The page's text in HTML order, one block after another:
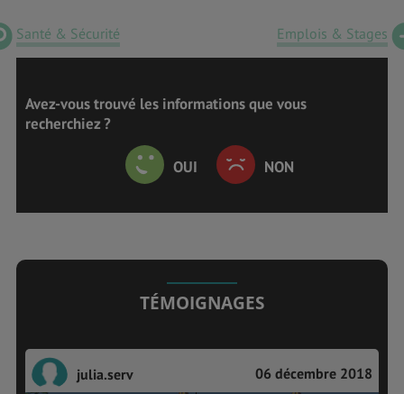
Santé & Sécurité Emplois & Stages
Avez-vous trouvé les informations que vous
recherchiez ?
OUI NON
TÉMOIGNAGES
julia.serv 06 décembre 2018